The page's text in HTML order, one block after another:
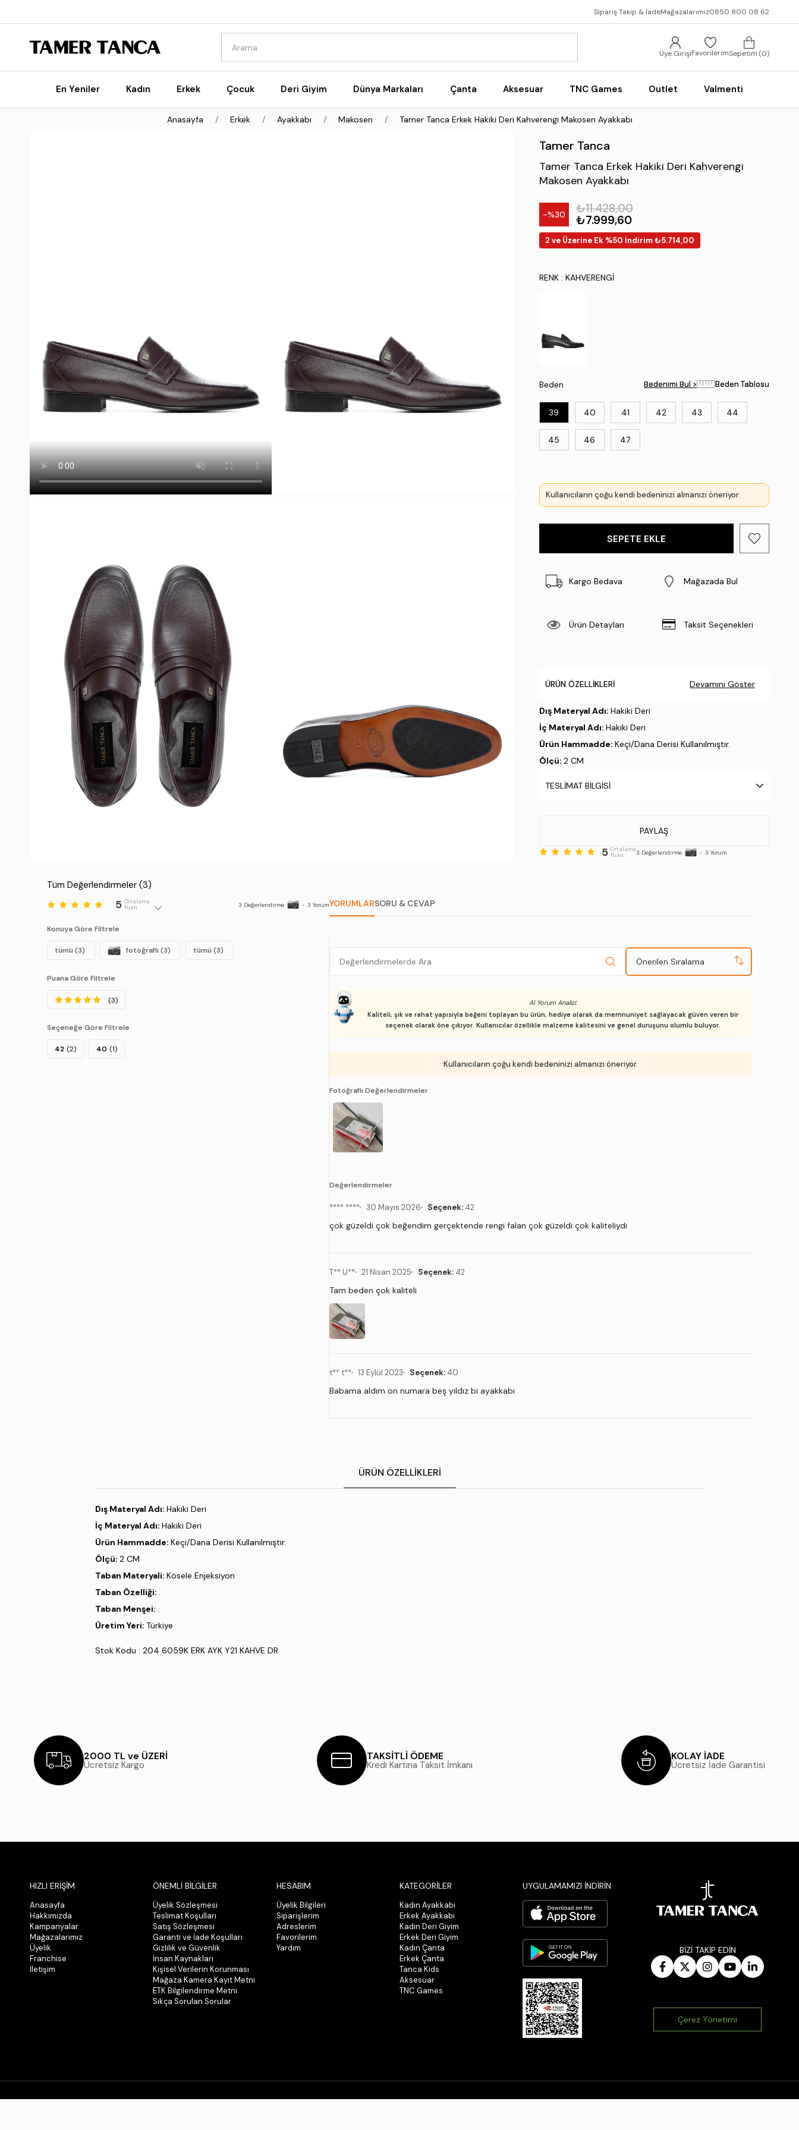
Sipariş Takip & İadeMağazalarımız0850 800 08 62
Üye GirişiFavorilerimSepetim 0
En Yeniler Kadın Erkek Çocuk Deri Giyim Dünya Markaları Çanta Aksesuar TNC Games Outlet Valmenti
Anasayfa Erkek Ayakkabı Makosen Tamer Tanca Erkek Hakiki Deri Kahverengi Makosen Ayakkabı
Tamer Tanca
Tamer Tanca Erkek Hakiki Deri Kahverengi
Makosen Ayakkabı
30
₺11.428,00
₺7.999,60
2 ve Üzerine Ek %50 İndirim ₺5.714,00
RENK: KAHVERENGI
Beden
39 40 41 42 43 44
45 46 47
Bedenimi Bul > Beden Tablosu
Bedenimi Bul > Beden Tablosu
Kullanıcıların çoğu kendi bedeninizi almanızı öneriyor.
Kargo Bedava Mağazada Bul
Ürün Detayları Taksit Seçenekleri
ÜRÜN ÖZELLIKLERI Devamını Göster
Dış Materyal Adı: Hakiki Deri
İç Materyal Adı: Hakiki Deri
Ürün Hammadde: Keçi/Dana Derisi Kullanılmıştır.
Ölçü: 2 CM
Stok Kodu : 204 6059K ERK AYK Y21 KAHVE DR
TESLIMAT BILGISI
PAYLAŞ
5 Ortalama
Puan
3 Değerlendirme • 3 Yorum
Tüm Değerlendirmeler (3)
5 Ortalama
Puan
3 Değerlendirme • 3 Yorum
Konuya Göre Filtrele
tümü (3) fotoğraflı (3) tümü (3)
Puana Göre Filtrele
(3)
Seçeneğe Göre Filtrele
42 (2) 40 (1)
YORUMLARSORU & CEVAP
Önerilen Sıralama
AI Yorum Analizi:
Kaliteli, şık ve rahat yapısıyla beğeni toplayan bu ürün, hediye olarak da memnuniyet sağlayacak güven veren bir
seçenek olarak öne çıkıyor. Kullanıcılar özellikle malzeme kalitesini ve genel duruşunu olumlu buluyor.
Kullanıcıların çoğu kendi bedeninizi almanızı öneriyor.
Fotoğraflı Değerlendirmeler
Değerlendirmeler
**** **** 30 Mayıs 2026 Seçenek:42
çok güzeldi çok beğendim gerçektende rengi falan çok güzeldi çok kaliteliydi
T** U** 21 Nisan 2025 Seçenek:42
Tam beden çok kaliteli
t** t** 13 Eylül 2023 Seçenek:40
Babama aldım on numara beş yıldız bi ayakkabı
ÜRÜN ÖZELLIKLERI
Dış Materyal Adı: Hakiki Deri
İç Materyal Adı: Hakiki Deri
Ürün Hammadde: Keçi/Dana Derisi Kullanılmıştır.
Ölçü: 2 CM
Taban Materyali: Kösele Enjeksiyon
Taban Özelliği: .
Taban Menşei: .
Üretim Yeri: Türkiye
Stok Kodu : 204 6059K ERK AYK Y21 KAHVE DR
2000 TL ve ÜZERİ
Ücretsiz Kargo
TAKSİTLİ ÖDEME
Kredi Kartına Taksit İmkanı
KOLAY İADE
Ücretsiz İade Garantisi
HIZLI ERİŞİM
Anasayfa
Hakkımızda
Kampanyalar
Mağazalarımız
Üyelik
Franchise
İletişim
ÖNEMLİ BİLGİLER
Üyelik Sözleşmesi
Teslimat Koşulları
Satış Sözleşmesi
Garanti ve İade Koşulları
Gizlilik ve Güvenlik
İnsan Kaynakları
Kişisel Verilerin Korunması
Mağaza Kamera Kayıt Metni
ETK Bilgilendirme Metni
Sıkça Sorulan Sorular
HESABIM
Üyelik Bilgileri
Siparişlerim
Adreslerim
Favorilerim
Yardım
KATEGORİLER
Kadın Ayakkabı
Erkek Ayakkabı
Kadın Deri Giyim
Erkek Deri Giyim
Kadın Çanta
Erkek Çanta
Tanca Kids
Aksesuar
TNC Games
UYGULAMAMIZI İNDİRİN
BİZİ TAKİP EDİN
Çerez Yönetimi